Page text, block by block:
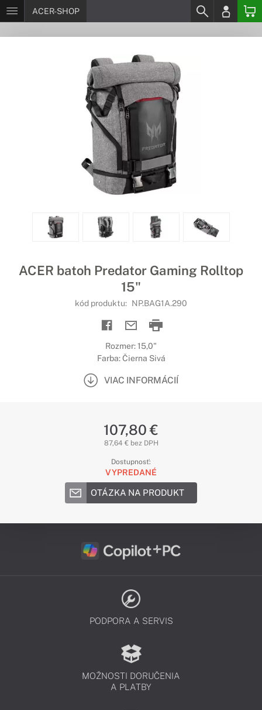
ACER-SHOP
ACER batoh Predator Gaming Rolltop
15"
kód produktu: NP.BAG1A.290
Rozmer: 15,0"
Farba: Čierna Sivá
VIAC INFORMÁCIÍ
107,80 €
87,64 € bez DPH
Dostupnosť:
VYPREDANÉ
OTÁZKA NA PRODUKT
PODPORA A SERVIS
MOŽNOSTI DORUČENIA
A PLATBY